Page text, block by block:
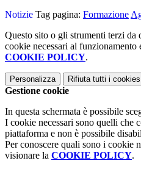
Notizie Tag pagina: Formazione
Questo sito o gli strumenti terzi
cookie necessari al
COOKIE POLICY.
Personalizza Rifiuta tutti i cookies
Gestione cookie
In questa schermata è possibile
I cookie necessari sono quelli che
piattaforma e non è possibile
Per conoscere quali sono i cookie
visionare la COOKIE POLICY.